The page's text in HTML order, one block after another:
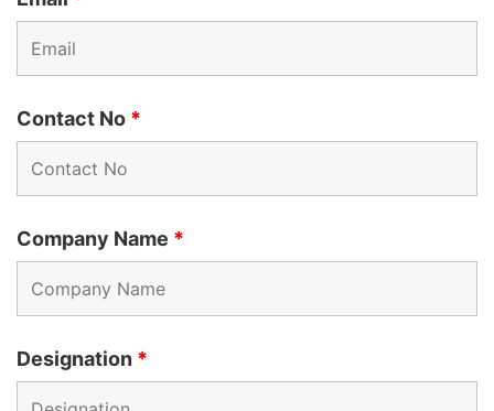
Contact No *
Company Name *
Designation *